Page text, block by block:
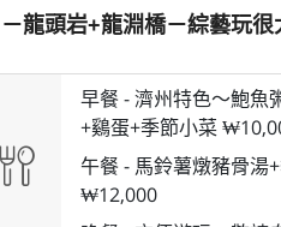
－龍頭岩+龍淵橋－綜藝玩
早餐 -濟州特色～鮑魚
+鷄蛋+季節小菜
午餐 - 馬鈴薯燉豬骨湯
₩12,000